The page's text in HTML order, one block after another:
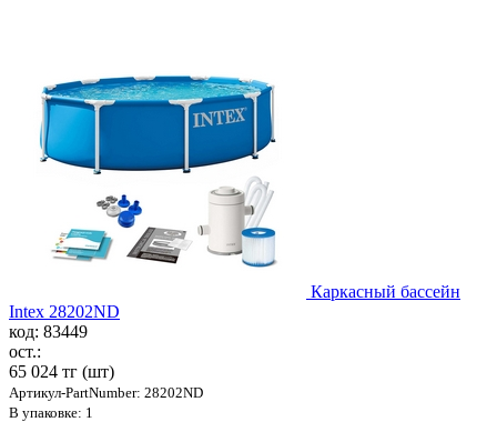
Каркасный бассейн
Intex 28202ND
код: 83449
ост.:
65 024 тг (шт)
Артикул-PartNumber: 28202ND
В упаковке: 1